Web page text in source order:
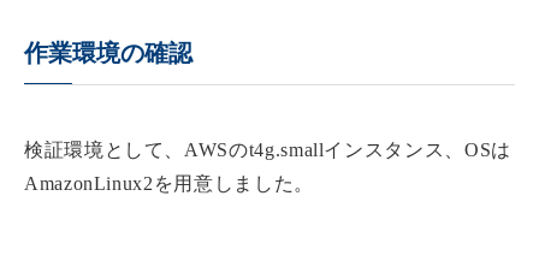
作業環境の確認
検証環境として、AWSのt4g.smallインスタンス、OSは
AmazonLinux2を用意しました。